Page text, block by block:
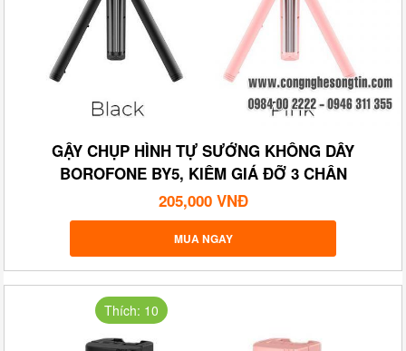
GẬY CHỤP HÌNH TỰ SƯỚNG KHÔNG DÂY
BOROFONE BY5, KIÊM GIÁ ĐỠ 3 CHÂN
205,000 VNĐ
MUA NGAY
Thích: 10